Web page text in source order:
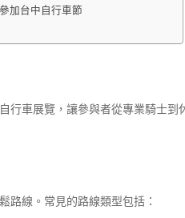
加台中自行車節
車展覽，讓參與者從專業騎士
路線。常見的路線類型包括：